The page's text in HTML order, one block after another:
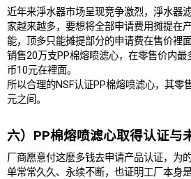
近年来淨水器市场呈现竞争激烈，淨水器
家越来越多，要想将全部申请费用摊提在
能，顶多只能摊提部分的申请费在售价裡
销售20万支PP棉熔喷滤心，在零售价内
币10元在裡面。
所以合理的NSF认证PP棉熔喷滤心，其零
元之间。
六）PP棉熔喷滤心取得认证与
厂商愿意付这麽多钱去申请产品认证，为
单常常久久、永续不断，也证明工厂本身